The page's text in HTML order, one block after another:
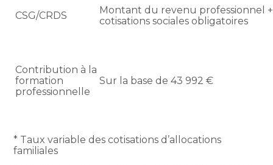
CSG/CRDS
Montant du revenu professionnel +
cotisations sociales obligatoires
Contribution à la
formation
professionnelle
Sur la base de 43 992 €
* Taux variable des cotisations d’allocations
familiales